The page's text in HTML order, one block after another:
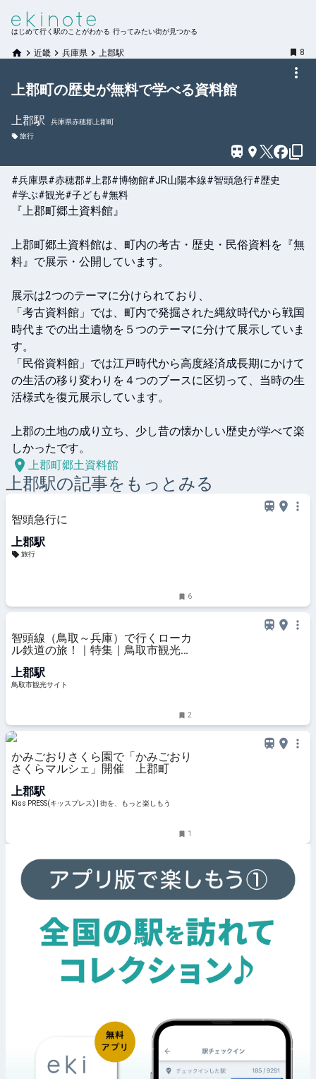
はじめて行く駅のことがわかる 行ってみたい街が見つかる
近畿 兵庫県 上郡駅 8
上郡町の歴史が無料で学べる資料館
上郡駅
兵庫県赤穂郡上郡町
旅行
#兵庫県#赤穂郡#上郡#博物館#JR山陽本線#智頭急行#歴史
#学ぶ#観光#子ども#無料
『上郡町郷土資料館』
上郡町郷土資料館は、町内の考古・歴史・民俗資料を『無
料』で展示・公開しています。
展示は2つのテーマに分けられており、
「考古資料館」では、町内で発掘された縄紋時代から戦国
時代までの出土遺物を５つのテーマに分けて展示していま
す。
「民俗資料館」では江戸時代から高度経済成長期にかけて
の生活の移り変わりを４つのブースに区切って、当時の生
活様式を復元展示しています。
上郡の土地の成り立ち、少し昔の懐かしい歴史が学べて楽
しかったです。
上郡町郷土資料館
上郡駅の記事をもっとみる
智頭急行に
上郡駅
旅行
6
智頭線（鳥取～兵庫）で行くローカ
ル鉄道の旅！｜特集｜鳥取市観光サ
光・旅行情報
上郡駅
鳥取市観光サイト
2
かみごおりさくら園で「かみごおり
さくらマルシェ」開催 上郡町
上郡駅
Kiss PRESS(キッスプレス) | 街を、もっと楽しもう
1